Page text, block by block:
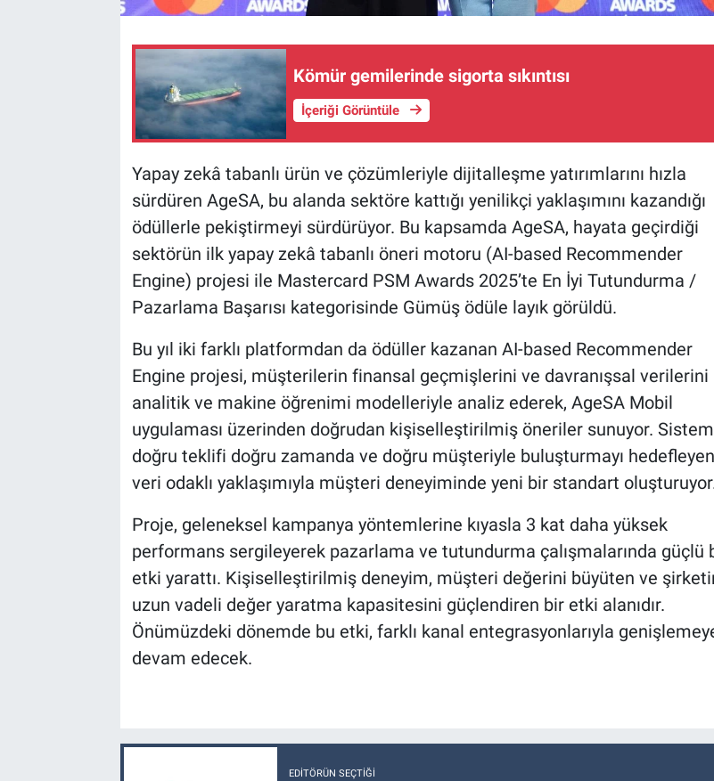
Kömür gemilerinde sigorta sıkıntısı
İçeriği Görüntüle
Yapay zekâ tabanlı ürün ve çözümleriyle dijitalleşme yatırımlarını hızla
sürdüren AgeSA, bu alanda sektöre kattığı yenilikçi yaklaşımını kazandığı
ödüllerle pekiştirmeyi sürdürüyor. Bu kapsamda AgeSA, hayata geçirdiği
sektörün ilk yapay zekâ tabanlı öneri motoru (AI-based Recommender
Engine) projesi ile Mastercard PSM Awards 2025’te En İyi Tutundurma /
Pazarlama Başarısı kategorisinde Gümüş ödüle layık görüldü.
Bu yıl iki farklı platformdan da ödüller kazanan AI-based Recommender
Engine projesi, müşterilerin finansal geçmişlerini ve davranışsal verilerini
analitik ve makine öğrenimi modelleriyle analiz ederek, AgeSA Mobil
uygulaması üzerinden doğrudan kişiselleştirilmiş öneriler sunuyor.
doğru teklifi doğru zamanda ve doğru müşteriyle buluşturmayı hedefleyen
veri odaklı yaklaşımıyla müşteri deneyiminde yeni bir standart
Proje, geleneksel kampanya yöntemlerine kıyasla 3 kat daha yüksek
performans sergileyerek pazarlama ve tutundurma çalışmalarında güçlü
etki yarattı. Kişiselleştirilmiş deneyim, müşteri değerini büyüten ve
uzun vadeli değer yaratma kapasitesini güçlendiren bir etki alanıdır.
Önümüzdeki dönemde bu etki, farklı kanal entegrasyonlarıyla
devam edecek.
EDITÖRÜN SEÇTIĞI